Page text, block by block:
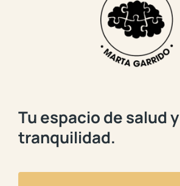
Tu espacio de salud y
tranquilidad.